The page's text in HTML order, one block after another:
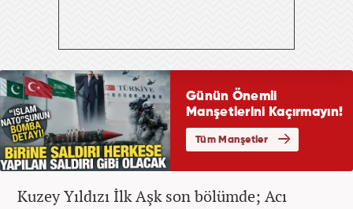
Kuzey Yıldızı İlk Aşk son bölümde; Acı